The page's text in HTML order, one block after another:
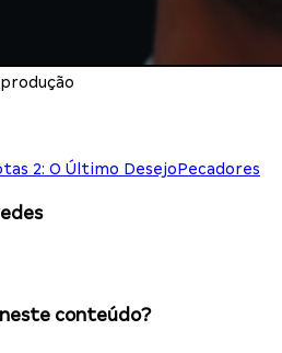
2: O Último DesejoPecadores
conteúdo?